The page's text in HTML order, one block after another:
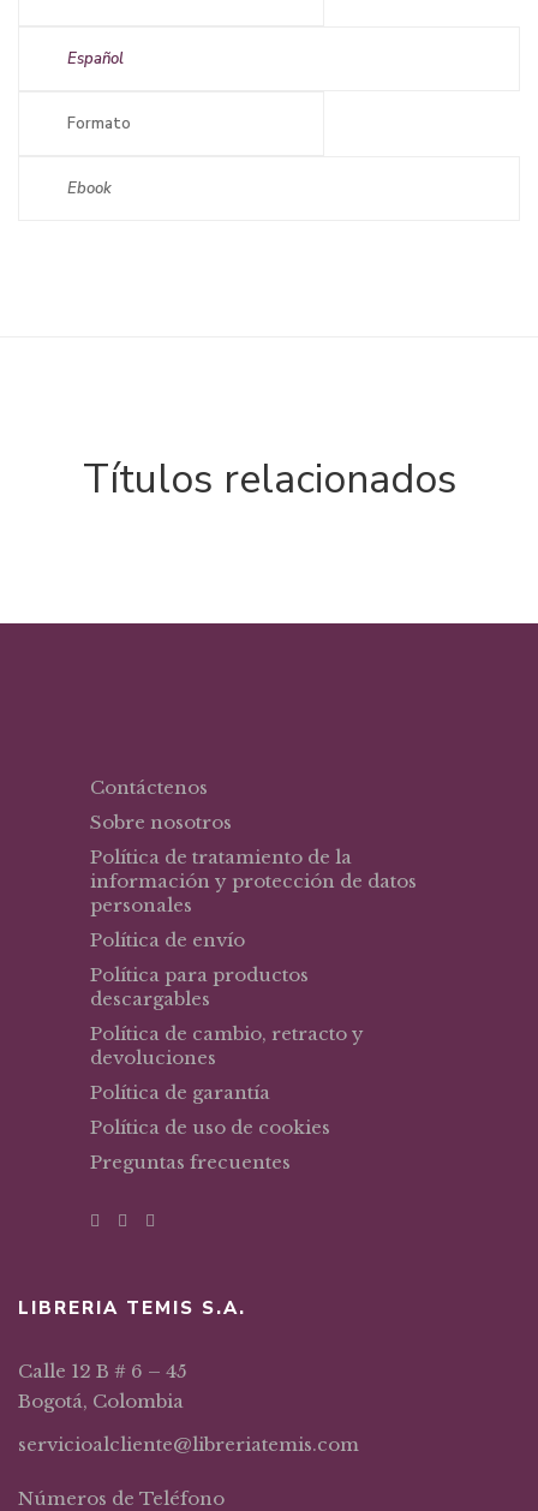
Español
Formato
Ebook
Títulos relacionados
Contáctenos
Sobre nosotros
Política de tratamiento de la
información y protección de datos
personales
Política de envío
Política para productos
descargables
Política de cambio, retracto y
devoluciones
Política de garantía
Política de uso de cookies
Preguntas frecuentes
LIBRERIA TEMIS S.A.
Calle 12 B # 6 – 45
Bogotá, Colombia
servicioalcliente@libreriatemis.com
Números de Teléfono